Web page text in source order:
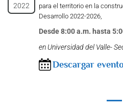
2022
para el territorio en la
Desarrollo 2022-2026,
Desde 8:00 a.m. hasta
en Universidad del Valle-
Descargar